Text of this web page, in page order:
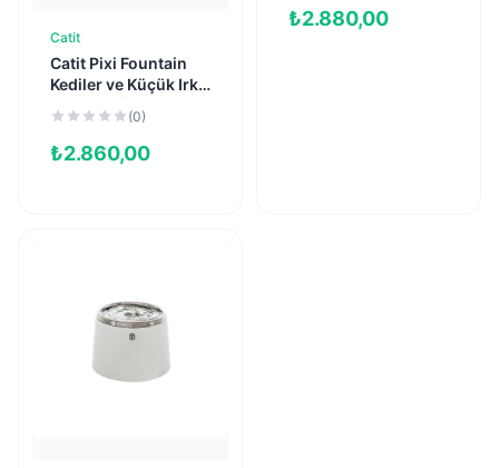
Catit
Catit Pixi Fountain
Kediler ve Küçük Irk
Otomatik Su Kabı
Mavi (2 L)
(0)
₺2.860,00
₺2.880,00